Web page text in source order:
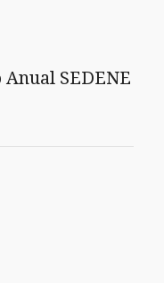
SEDENE